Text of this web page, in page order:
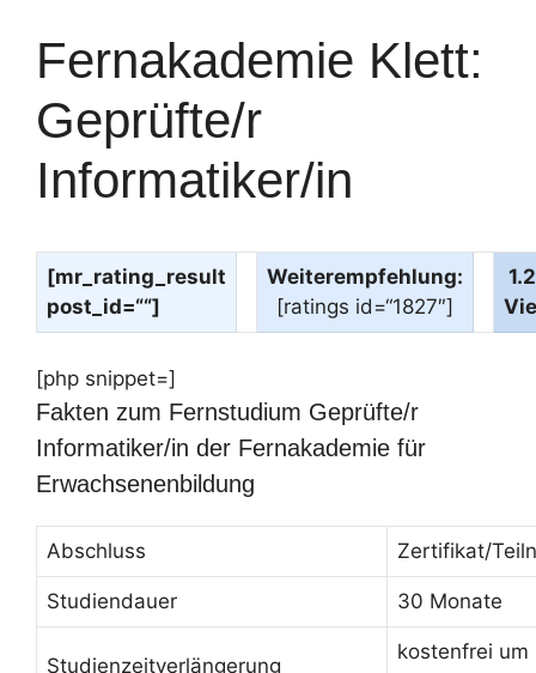
Fernakademie Klett:
Geprüfte/r
Informatiker/in
[mr_rating_result
post_id=““]
Weiterempfehlung:
[ratings id=“1827″]
[php snippet=]
Fakten zum Fernstudium Geprüfte/r
Informatiker/in der Fernakademie für
Erwachsenenbildung
Abschluss Zertifikat/
Studiendauer 30 Monate
Studienzeitverlängerung
kostenfrei um